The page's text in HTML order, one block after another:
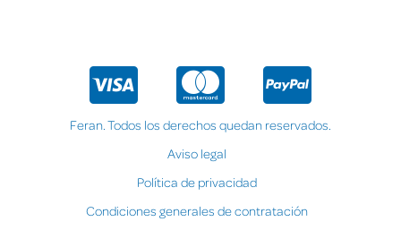
Feran. Todos los derechos quedan reservados.
Aviso legal
Política de privacidad
Condiciones generales de contratación